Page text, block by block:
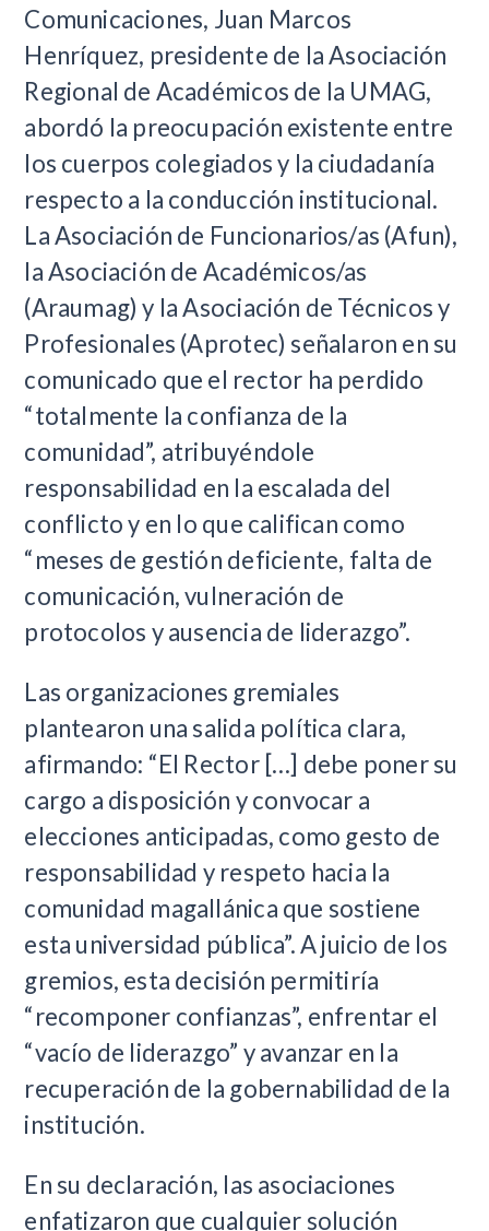
Comunicaciones, Juan Marcos
Henríquez, presidente de la Asociación
Regional de Académicos de la UMAG,
abordó la preocupación existente entre
los cuerpos colegiados y la ciudadanía
respecto a la conducción institucional.
La Asociación de Funcionarios/as (Afun),
la Asociación de Académicos/as
(Araumag) y la Asociación de Técnicos y
Profesionales (Aprotec) señalaron en su
comunicado que el rector ha perdido
“totalmente la confianza de la
comunidad”, atribuyéndole
responsabilidad en la escalada del
conflicto y en lo que califican como
“meses de gestión deficiente, falta de
comunicación, vulneración de
protocolos y ausencia de liderazgo”.
Las organizaciones gremiales
plantearon una salida política clara,
afirmando: “El Rector […] debe poner su
cargo a disposición y convocar a
elecciones anticipadas, como gesto de
responsabilidad y respeto hacia la
comunidad magallánica que sostiene
esta universidad pública”. A juicio de los
gremios, esta decisión permitiría
“recomponer confianzas”, enfrentar el
“vacío de liderazgo” y avanzar en la
recuperación de la gobernabilidad de la
institución.
En su declaración, las asociaciones
enfatizaron que cualquier solución